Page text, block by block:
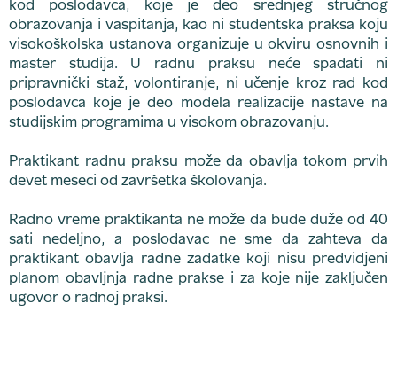
kod poslodavca, koje je deo srednjeg stručnog
obrazovanja i vaspitanja, kao ni studentska praksa koju
visokoškolska ustanova organizuje u okviru osnovnih i
master studija. U radnu praksu neće spadati ni
pripravnički staž, volontiranje, ni učenje kroz rad kod
poslodavca koje je deo modela realizacije nastave na
studijskim programima u visokom obrazovanju.
Praktikant radnu praksu može da obavlja tokom prvih
devet meseci od završetka školovanja.
Radno vreme praktikanta ne može da bude duže od 40
sati nedeljno, a poslodavac ne sme da zahteva da
praktikant obavlja radne zadatke koji nisu predvidjeni
planom obavljnja radne prakse i za koje nije zaključen
ugovor o radnoj praksi.